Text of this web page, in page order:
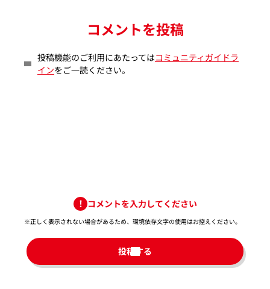
コメントを投稿
投稿機能のご利用にあたってはコミュニティガイドラ
インをご一読ください。
コメントを入力してください
※正しく表示されない場合があるため、環境依存文字の使用はお控えください。​
投稿する